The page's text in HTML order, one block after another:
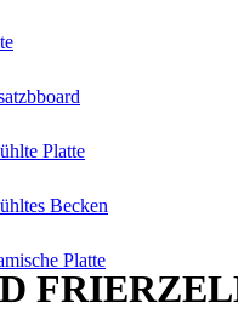
Platte
Becken
Platte